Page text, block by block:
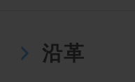
沿革